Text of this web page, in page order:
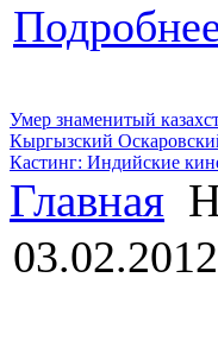
Умер знаменитый
Кыргызский
Кастинг: Индийские
Главная